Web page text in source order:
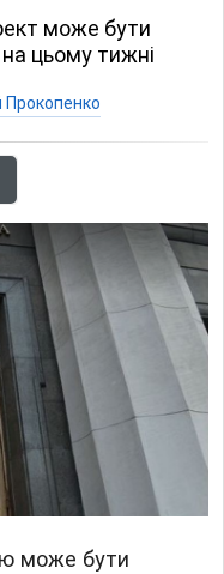
може бути
цьому тижні
Прокопенко
може бути